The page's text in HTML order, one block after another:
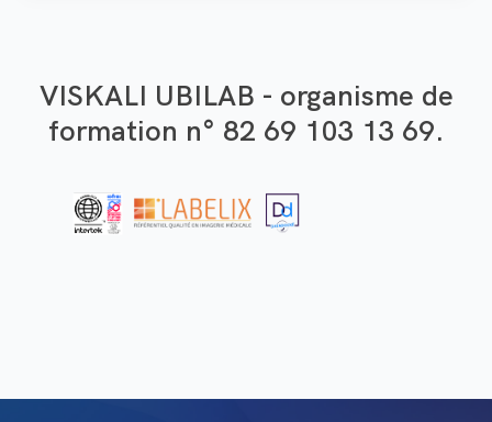
VISKALI UBILAB - organisme de
formation n° 82 69 103 13 69.